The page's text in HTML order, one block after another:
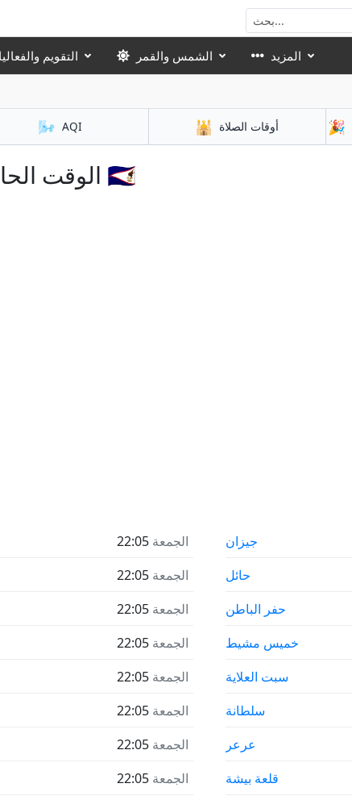
التقويم الشمس والقمر المزيد
🌬️ AQI 🕌 أوقات الصلاة 🎉
الوقت الحالي في السعودية 🇸🇦
الجمعة 22:05
الجمعة 22:05
الجمعة 22:05
الجمعة 22:05
الجمعة 22:05
الجمعة 22:05
الجمعة 22:05
الجمعة 22:05
جيزان
حائل
حفر الباطن
خميس مشيط
سبت العلاية
سلطانة
عرعر
قلعة بيشة